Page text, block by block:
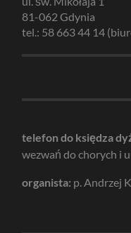
81-062 Gdynia
tel.: 58 663 44 14
telefon do księdza
wezwań do chorych i
organista: p. Andrzej